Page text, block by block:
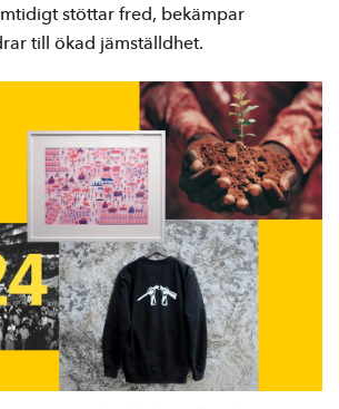
stöttar fred, bekämpar
till ökad jämställdhet.